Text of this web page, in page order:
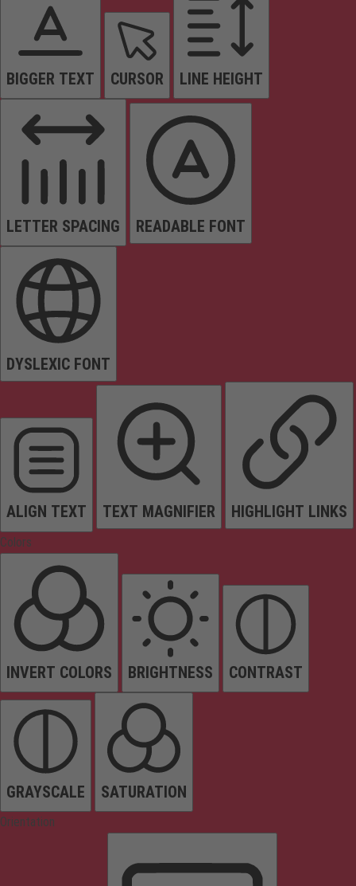
BIGGER TEXT CURSOR LINE HEIGHT
LETTER SPACING READABLE FONT
DYSLEXIC FONT
ALIGN TEXT TEXT MAGNIFIER HIGHLIGHT LINKS
Colors
INVERT COLORS BRIGHTNESS CONTRAST
GRAYSCALE SATURATION
Orientation